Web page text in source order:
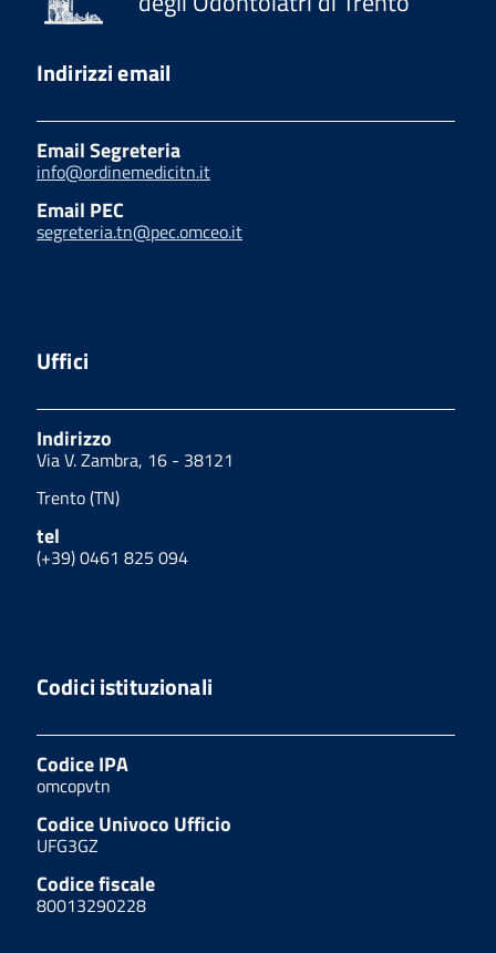
Indirizzi email
Email Segreteria
info@ordinemedicitn.it
Email PEC
segreteria.tn@pec.omceo.it
Uffici
Indirizzo
Via V. Zambra, 16 - 38121
Trento (TN)
tel
(+39) 0461 825 094
Codici istituzionali
Codice IPA
omcopvtn
Codice Univoco Ufficio
UFG3GZ
Codice fiscale
80013290228